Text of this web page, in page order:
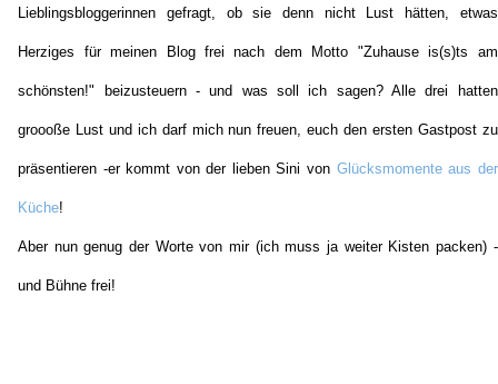
Lieblingsbloggerinnen gefragt, ob sie denn nicht Lust hätten, etwas
Herziges für meinen Blog frei nach dem Motto "Zuhause is(s)ts am
schönsten!" beizusteuern - und was soll ich sagen? Alle drei hatten
groooße Lust und ich darf mich nun freuen, euch den ersten Gastpost zu
präsentieren -er kommt von der lieben Sini von Glücksmomente aus der
Küche!
Aber nun genug der Worte von mir (ich muss ja weiter Kisten packen) -
und Bühne frei!